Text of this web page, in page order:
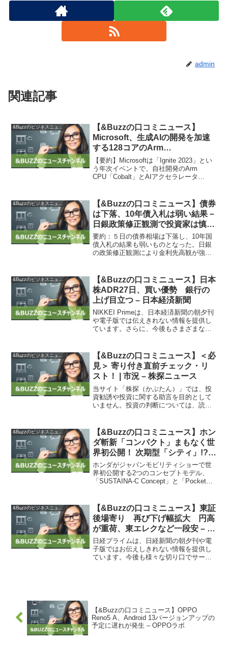
admin
関連記事
&Buzzのビジネスニュース
【&Buzzの口コミニュース】
Microsoft、生成AIの開発を加速
する128コアのArm
CPU「Cobalt」とAIアクセラレ
ータ「Maia」 – PC Watch
【要約】Microsoftは「Ignite 2023」とい
う年次イベントで、自社開発のArm
CPU「Cobalt」とAIアクセラレータ
ャのCPUで、...
&Buzzのビジネスニュース
【&Buzzの口コミニュース】債券
は下落、10年債入札は弱い結果－
日銀政策修正観測で投資家は慎重
– Bloomberg
要約：５日の債券相場は下落し、10年国
債入札の結果も弱いものとなった。日銀
の政策修正観測により金利先高観が強ま
債入札結果は弱かったものの、応札倍率
が高く、一部の投資家...
&Buzzのビジネスニュース
【&Buzzの口コミニュース】日本
株ADR27日、買い優勢 銀行の
上げ目立つ – 日本経済新聞
NIKKEI Primeは、日本経済新聞の朝夕刊
や電子版では伝えきれない情報を提供し
ています。さらに、今後もさまざまな切
券（ADR）の買いが優勢となりました。
日米株式...
&Buzzのビジネスニュース
【&Buzzの口コミニュース】＜必
見＞ 寄り付き直前チェック・リ
スト！ | 市況 – 株探ニュース
当サイト「株探（かぶたん）」では、投
資勧誘や投資に関する助言を目的として
いません。投資の判断については、読者
所、名古屋証券取引所、JPX総研、ジャ
パンネクスト証券、Ch...
&Buzzのビジネスニュース
【&Buzzの口コミニュース】ホン
ダ斬新「コンパクト」まもなく世
界初公開！ 次期型「シティ」!?
レトロ感ある丸目ライトモデル
×”超”コンパクトバイクを25日お
披露目 | くるまのニュース
ホンダがジャパンモビリティショーで世
界初公開する2つのコンセプトモデル、
「SUSTAINA-C Concept」と「Pocket
います。このショーは、日本最大...
&Buzzのビジネスニュース
【&Buzzの口コミニュース】東証
後場寄り 再び下げ幅拡大 円高
が重荷、東エレクなど一段安 – 日
本経済新聞
日経プライムは、日経新聞の朝夕刊や電
子版ではお伝えしきれない情報を提供し
ています。今後も様々な切り口でサービ
【&Buzzの口コミニュース】OPPO
Reno5 A、Android 13バージョンアップの
予定に遅れが発生 – OPPOラボ